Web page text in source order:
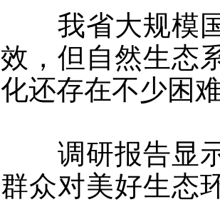
我省大规模国
效，但自然生态
化还存在不少困
调研报告显示
群众对美好生态